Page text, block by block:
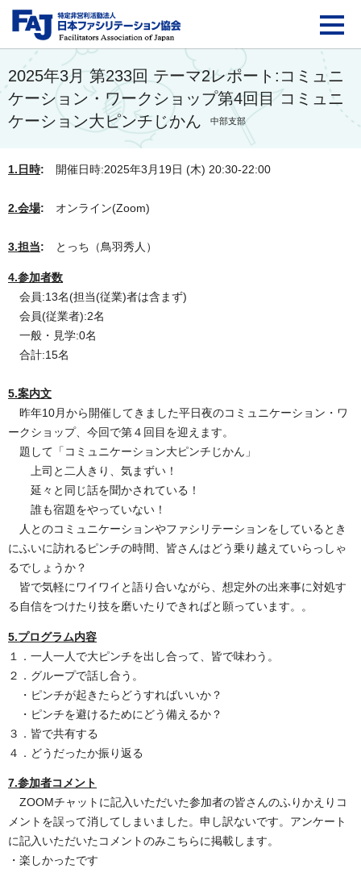
FAJ：特定非営利活動
2025年3月 第233回 テーマ2レポート:コミュニ
ケーション・ワークショップ第4回目 コミュニ
ケーション大ピンチじかん
中部支部
1.日時: 開催日時:2025年3月19日 (木) 20:30-22:00
2.会場: オンライン(Zoom)
3.担当: とっち（鳥羽秀人）
4.参加者数
会員:13名(担当(従業)者は含まず)
会員(従業者):2名
一般・見学:0名
合計:15名
5.案内文
昨年10 月から開催してきました平日夜のコミュニケーション・ワ
ークショップ、今回で第４回目を迎えます。
題して「コミュニケーション大ピンチじかん」
上司と二人きり、気まずい！
延々と同じ話を聞かされている！
誰も宿題をやっていない！
人とのコミュニケーションやファシリテーションをしているとき
にふいに訪れるピンチの時間、皆さんはどう乗り越えていらっしゃ
るでしょうか？
皆で気軽にワイワイと語り合いながら、想定外の出来事に対処す
る自信をつけたり技を磨いたりできればと願っています。。
5.プログラム内容
１．一人一人で大ピンチを出し合って、皆で味わう。
２．グループで話し合う。
・ピンチが起きたらどうすればいいか？
・ピンチを避けるためにどう備えるか？
３．皆で共有する
４．どうだったか振り返る
7.参加者コメント
ZOOMチャットに記入いただいた参加者の皆さんのふりかえりコ
メントを誤って消してしまいました。申し訳ないです。アンケート
に記入いただいたコメントのみこちらに掲載します。
・楽しかったです